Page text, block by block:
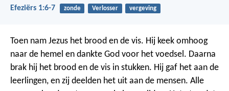
Efeziërs 1:6-7 zonde Verlosser vergeving
Toen nam Jezus het brood en de vis. Hij keek omhoog
naar de hemel en dankte God voor het voedsel. Daarna
brak hij het brood en de vis in stukken. Hij gaf het aan de
leerlingen, en zij deelden het uit aan de mensen. Alle